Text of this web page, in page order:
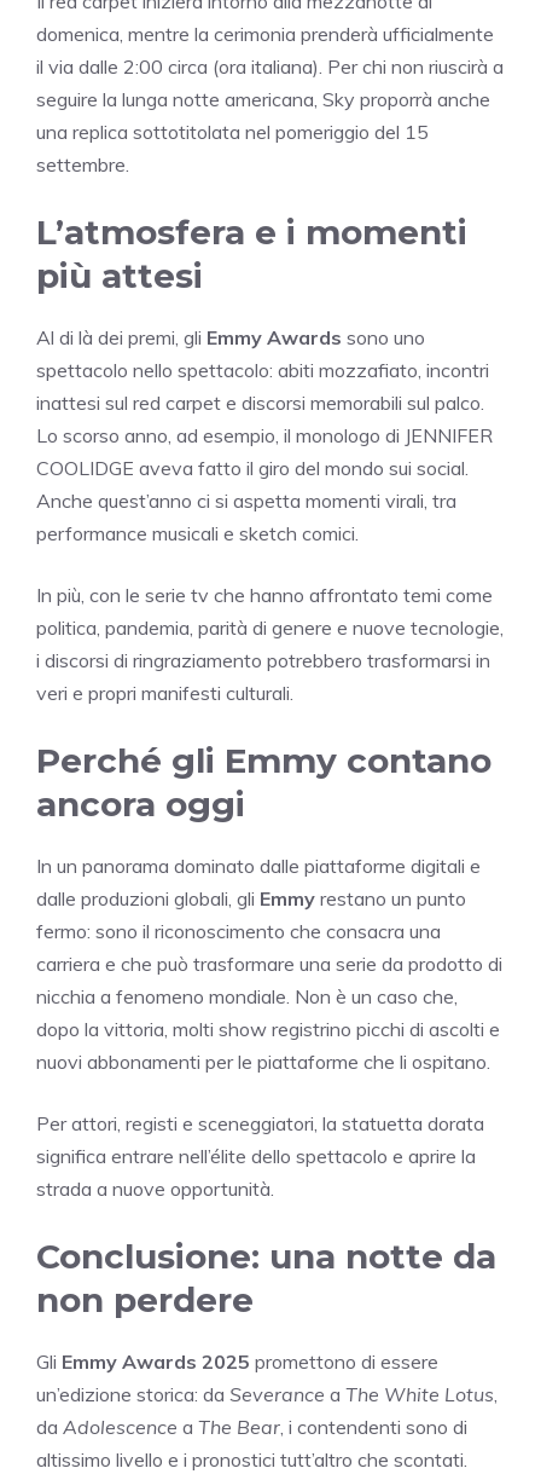
domenica, mentre la cerimonia prenderà ufficialmente
il via dalle 2:00 circa (ora italiana). Per chi non riuscirà a
seguire la lunga notte americana, Sky proporrà anche
una replica sottotitolata nel pomeriggio del 15
settembre.
L’atmosfera e i momenti
più attesi
Al di là dei premi, gli Emmy Awards sono uno
spettacolo nello spettacolo: abiti mozzafiato, incontri
inattesi sul red carpet e discorsi memorabili sul palco.
Lo scorso anno, ad esempio, il monologo di JENNIFER
COOLIDGE aveva fatto il giro del mondo sui social.
Anche quest’anno ci si aspetta momenti virali, tra
performance musicali e sketch comici.
In più, con le serie tv che hanno affrontato temi come
politica, pandemia, parità di genere e nuove tecnologie,
i discorsi di ringraziamento potrebbero trasformarsi in
veri e propri manifesti culturali.
Perché gli Emmy contano
ancora oggi
In un panorama dominato dalle piattaforme digitali e
dalle produzioni globali, gli Emmy restano un punto
fermo: sono il riconoscimento che consacra una
carriera e che può trasformare una serie da prodotto di
nicchia a fenomeno mondiale. Non è un caso che,
dopo la vittoria, molti show registrino picchi di ascolti e
nuovi abbonamenti per le piattaforme che li ospitano.
Per attori, registi e sceneggiatori, la statuetta dorata
significa entrare nell’élite dello spettacolo e aprire la
strada a nuove opportunità.
Conclusione: una notte da
non perdere
Gli Emmy Awards 2025 promettono di essere
un’edizione storica: da Severance a The White Lotus,
da Adolescence a The Bear, i contendenti sono di
altissimo livello e i pronostici tutt’altro che scontati.